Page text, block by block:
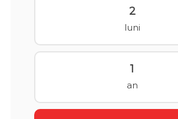
2
luni
1
an